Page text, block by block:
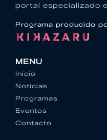
portal especializado
Programa producido
MENU
Inicio
Noticias
Programas
Eventos
Contacto